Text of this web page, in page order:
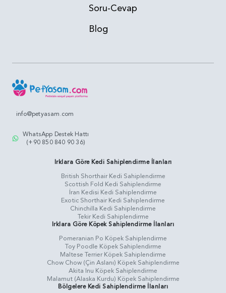
Soru-Cevap
Blog
info@petyasam.com
WhatsApp Destek Hattı
(+90 850 840 90 36)
Irklara Göre Kedi Sahiplendirme İlanları
British Shorthair Kedi Sahiplendirme
Scottish Fold Kedi Sahiplendirme
İran Kedisi Kedi Sahiplendirme
Exotic Shorthair Kedi Sahiplendirme
Chinchilla Kedi Sahiplendirme
Tekir Kedi Sahiplendirme
Irklara Göre Köpek Sahiplendirme İlanları
Pomeranian Po Köpek Sahiplendirme
Toy Poodle Köpek Sahiplendirme
Maltese Terrier Köpek Sahiplendirme
Chow Chow (Çin Aslanı) Köpek Sahiplendirme
Akita Inu Köpek Sahiplendirme
Malamut (Alaska Kurdu) Köpek Sahiplendirme
Bölgelere Kedi Sahiplendirme İlanları